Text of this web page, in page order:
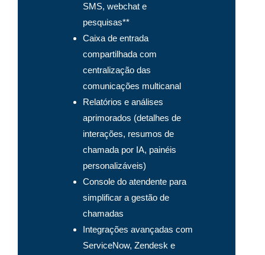
SMS, webchat e
pesquisas**
Caixa de entrada
compartilhada com
centralização das
comunicações multicanal
Relatórios e análises
aprimorados (detalhes de
interações, resumos de
chamada por IA, painéis
personalizáveis)
Console do atendente para
simplificar a gestão de
chamadas
Integrações avançadas com
ServiceNow, Zendesk e